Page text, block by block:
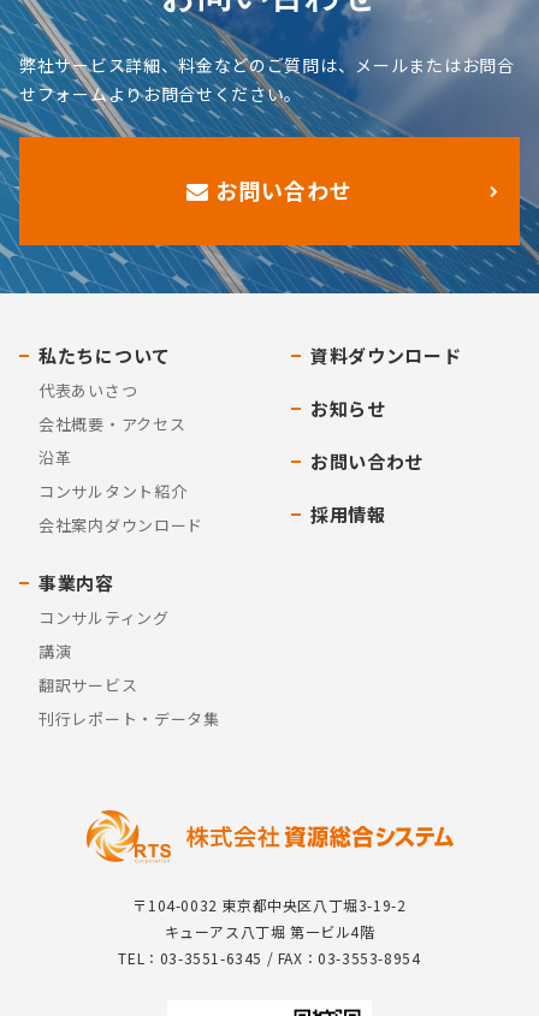
弊社サービス詳細、料金などのご質問は、メールまたはお問合
せフォームよりお問合せください。
お問い合わせ
〒104-0032 東京都中央区八丁堀3-19-2
キューアス八丁堀 第一ビル4階
TEL：03-3551-6345 / FAX：03-3553-8954
私たちについて
代表あいさつ
会社概要・アクセス
沿革
コンサルタント紹介
会社案内ダウンロード
事業内容
コンサルティング
講演
翻訳サービス
刊行レポート・データ集
資料ダウンロード
お知らせ
お問い合わせ
採用情報